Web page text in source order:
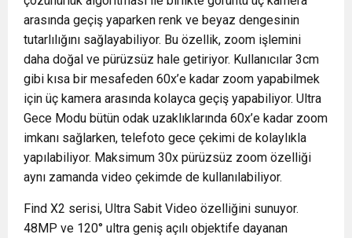
arasında geçiş yaparken renk ve beyaz dengesinin
tutarlılığını sağlayabiliyor. Bu özellik, zoom işlemini
daha doğal ve pürüzsüz hale getiriyor. Kullanıcılar 3cm
gibi kısa bir mesafeden 60x’e kadar zoom yapabilmek
için üç kamera arasında kolayca geçiş yapabiliyor. Ultra
Gece Modu bütün odak uzaklıklarında 60x’e kadar zoom
imkanı sağlarken, telefoto gece çekimi de kolaylıkla
yapılabiliyor. Maksimum 30x pürüzsüz zoom özelliği
aynı zamanda video çekimde de kullanılabiliyor.
Find X2 serisi, Ultra Sabit Video özelliğini sunuyor.
48MP ve 120° ultra geniş açılı objektife dayanan